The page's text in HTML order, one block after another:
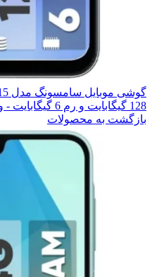
128 گیگابایت و رم 6 گیگابایت - ویتنام
بازگشت به محصولات